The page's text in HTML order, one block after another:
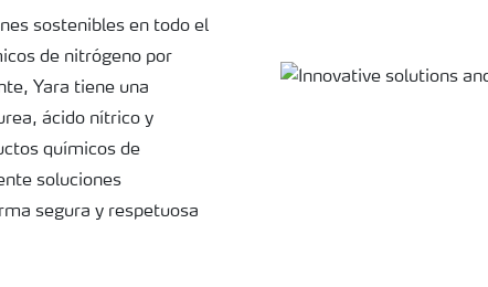
sostenibles en todo el
de nitrógeno por
Yara tiene una
ácido nítrico y
químicos de
soluciones
segura y respetuosa